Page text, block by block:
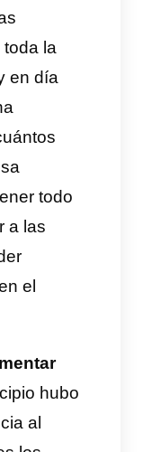
en la
y la
Se nos
genera a
sociales
a buscar
me permitiera
y ver todo el